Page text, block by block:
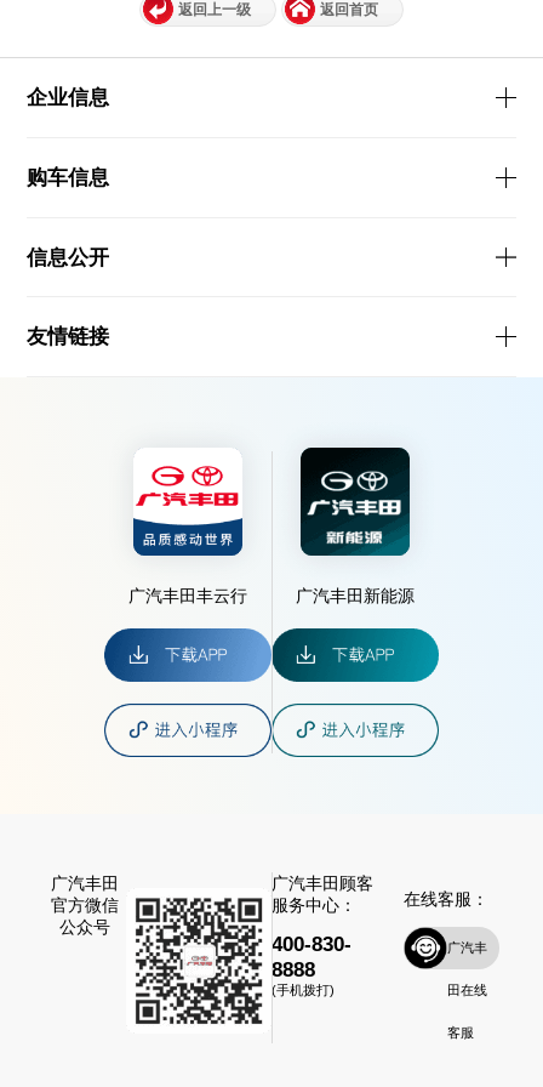
返回上一级 返回首页
企业信息
购车信息
信息公开
友情链接
广汽丰田丰云行 广汽丰田新能源
广汽丰田
官方微信
公众号
广汽丰田顾客
服务中心：
400-830-
8888
(手机拨打)
在线客服：
广汽丰
田在线
客服